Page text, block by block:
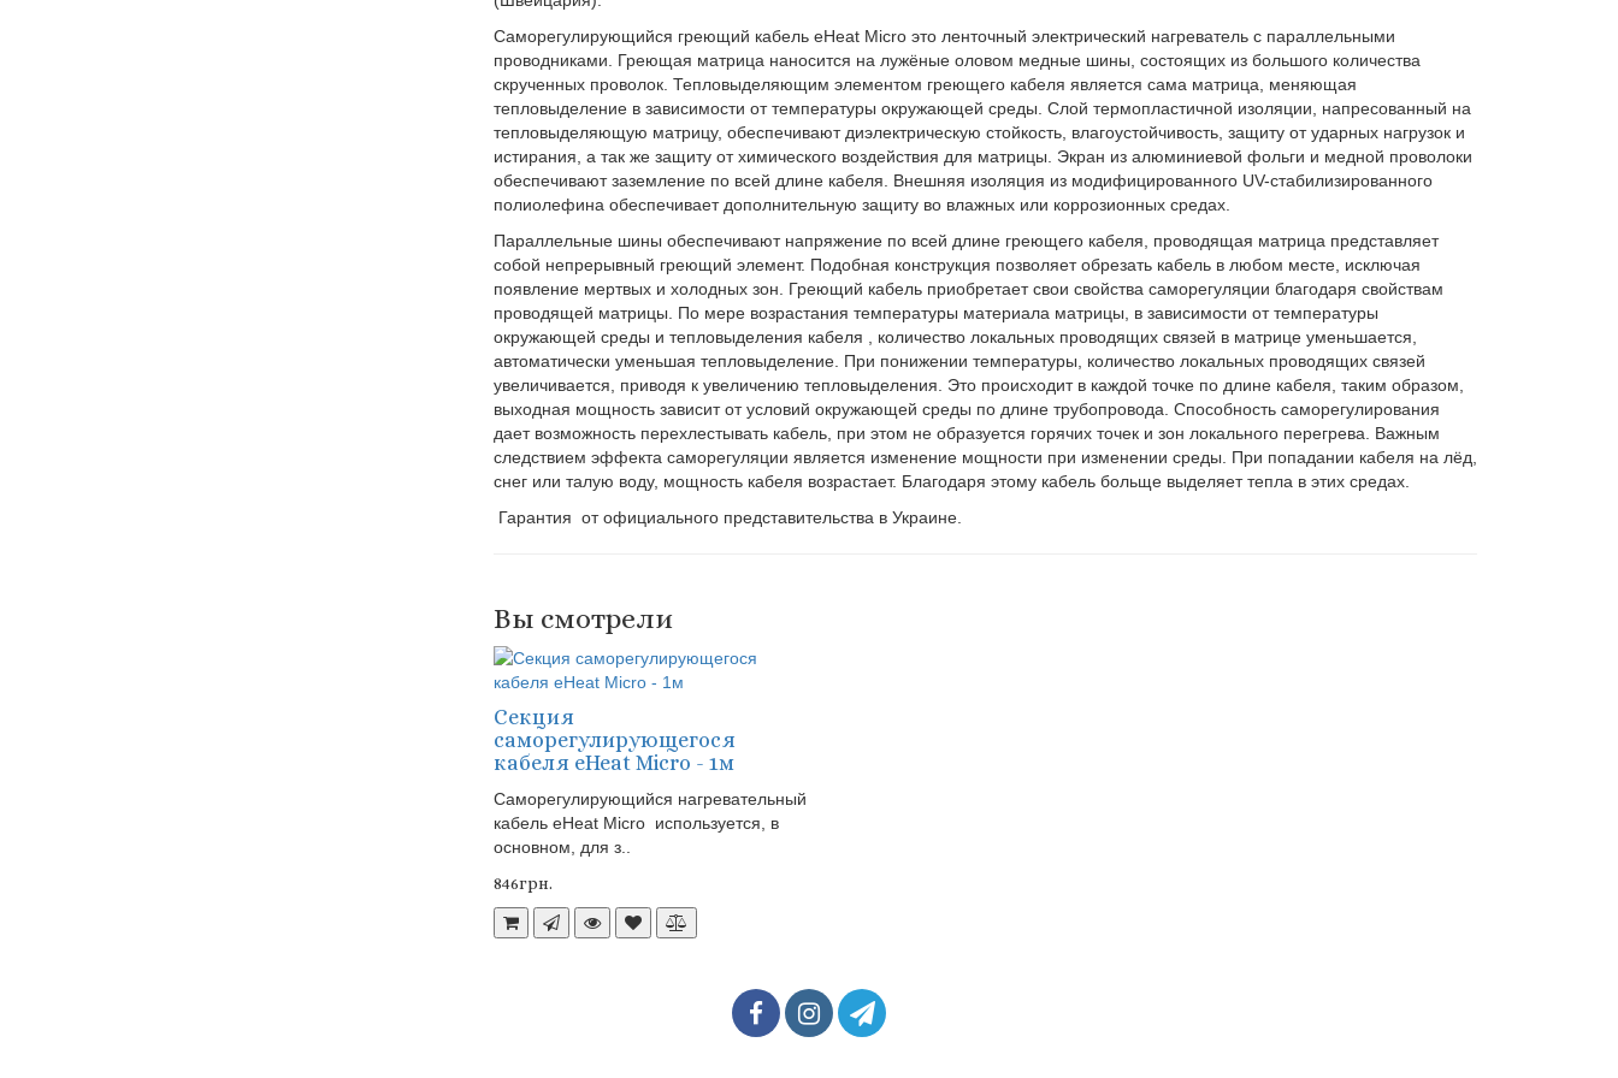
Саморегулирующийся греющий кабель eHeat Micro это ленточный электрический нагреватель с параллельными
проводниками. Греющая матрица наносится на лужёные оловом медные шины, состоящих из большого количества
скрученных проволок. Тепловыделяющим элементом греющего кабеля является сама матрица, меняющая
тепловыделение в зависимости от температуры окружающей среды. Слой термопластичной изоляции, напресованный на
тепловыделяющую матрицу, обеспечивают диэлектрическую стойкость, влагоустойчивость, защиту от ударных нагрузок и
истирания, а так же защиту от химического воздействия для матрицы. Экран из алюминиевой фольги и медной проволоки
обеспечивают заземление по всей длине кабеля. Внешняя изоляция из модифицированного UV-стабилизированного
полиолефина обеспечивает дополнительную защиту во влажных или коррозионных средах.
Параллельные шины обеспечивают напряжение по всей длине греющего кабеля, проводящая матрица представляет
собой непрерывный греющий элемент. Подобная конструкция позволяет обрезать кабель в любом месте, исключая
появление мертвых и холодных зон. Греющий кабель приобретает свои свойства саморегуляции благодаря свойствам
проводящей матрицы. По мере возрастания температуры материала матрицы, в зависимости от температуры
окружающей среды и тепловыделения кабеля , количество локальных проводящих связей в матрице уменьшается,
автоматически уменьшая тепловыделение. При понижении температуры, количество локальных проводящих связей
увеличивается, приводя к увеличению тепловыделения. Это происходит в каждой точке по длине кабеля, таким образом,
выходная мощность зависит от условий окружающей среды по длине трубопровода. Способность саморегулирования
дает возможность перехлестывать кабель, при этом не образуется горячих точек и зон локального перегрева. Важным
следствием эффекта саморегуляции является изменение мощности при изменении среды. При попадании кабеля на лёд,
снег или талую воду, мощность кабеля возрастает. Благодаря этому кабель больще выделяет тепла в этих средах.
Гарантия от официального представительства в Украине.
Вы смотрели
Секция
саморегулирующегося
кабеля eHeat Micro - 1м
Саморегулирующийся нагревательный
кабель eHeat Micro используется, в
основном, для з..
846грн.